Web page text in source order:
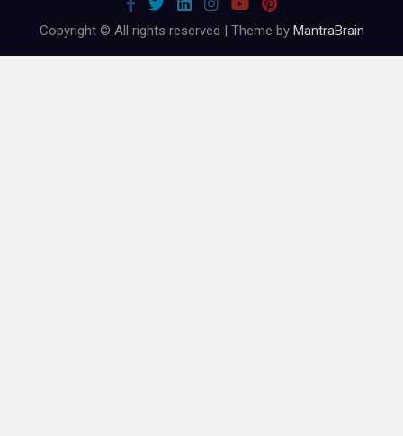
Copyright © All rights reserved | Theme by MantraBrain